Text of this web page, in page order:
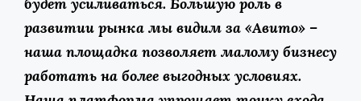
развитии рынка мы видим за «Авито» –
наша площадка позволяет малому бизнесу
работать на более выгодных условиях.